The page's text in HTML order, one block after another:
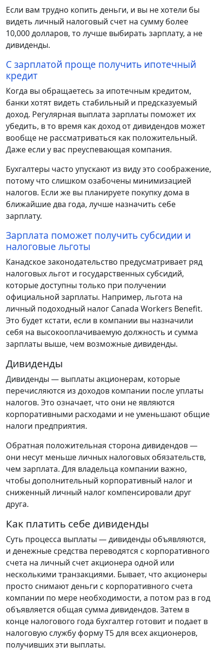
Если вам трудно копить деньги, и вы не хотели бы
видеть личный налоговый счет на сумму более
10,000 долларов, то лучше выбирать зарплату, а не
дивиденды.
С зарплатой проще получить ипотечный
кредит
Когда вы обращаетесь за ипотечным кредитом,
банки хотят видеть стабильный и предсказуемый
доход. Регулярная выплата зарплаты поможет их
убедить, в то время как доход от дивидендов может
вообще не рассматриваться как положительный.
Даже если у вас преуспевающая компания.
Бухгалтеры часто упускают из виду это соображение,
потому что слишком озабочены минимизацией
налогов. Если же вы планируете покупку дома в
ближайшие два года, лучше назначить себе
зарплату.
Зарплата поможет получить субсидии и
налоговые льготы
Канадское законодательство предусматривает ряд
налоговых льгот и государственных субсидий,
которые доступны только при получении
официальной зарплаты. Например, льгота на
личный подоходный налог Canada Workers Benefit.
Это будет кстати, если в компании вы назначили
себя на высокооплачиваемую должность и сумма
зарплаты выше, чем возможные дивиденды.
Дивиденды
Дивиденды — выплаты акционерам, которые
перечисляются из доходов компании после уплаты
налогов. Это означает, что они не являются
корпоративными расходами и не уменьшают общие
налоги предприятия.
Обратная положительная сторона дивидендов —
они несут меньше личных налоговых обязательств,
чем зарплата. Для владельца компании важно,
чтобы дополнительный корпоративный налог и
сниженный личный налог компенсировали друг
друга.
Как платить себе дивиденды
Суть процесса выплаты — дивиденды объявляются,
и денежные средства переводятся с корпоративного
счета на личный счет акционера одной или
несколькими транзакциями. Бывает, что акционеры
просто снимают деньги с корпоративного счета
компании по мере необходимости, а потом раз в год
объявляется общая сумма дивидендов. Затем в
конце налогового года бухгалтер готовит и подает в
налоговую службу форму Т5 для всех акционеров,
получивших эти выплаты.